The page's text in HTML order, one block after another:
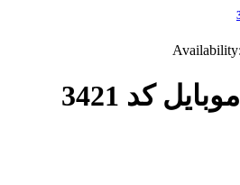
Availability:
کد 3421